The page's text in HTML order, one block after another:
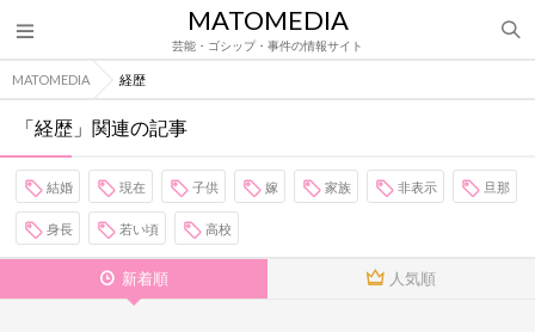
MATOMEDIA
芸能・ゴシップ・事件の情報サイト
MATOMEDIA 経歴
「経歴」関連の記事
結婚 現在 子供 嫁 家族 非表示 旦那
身長 若い頃 高校
新着順 人気順